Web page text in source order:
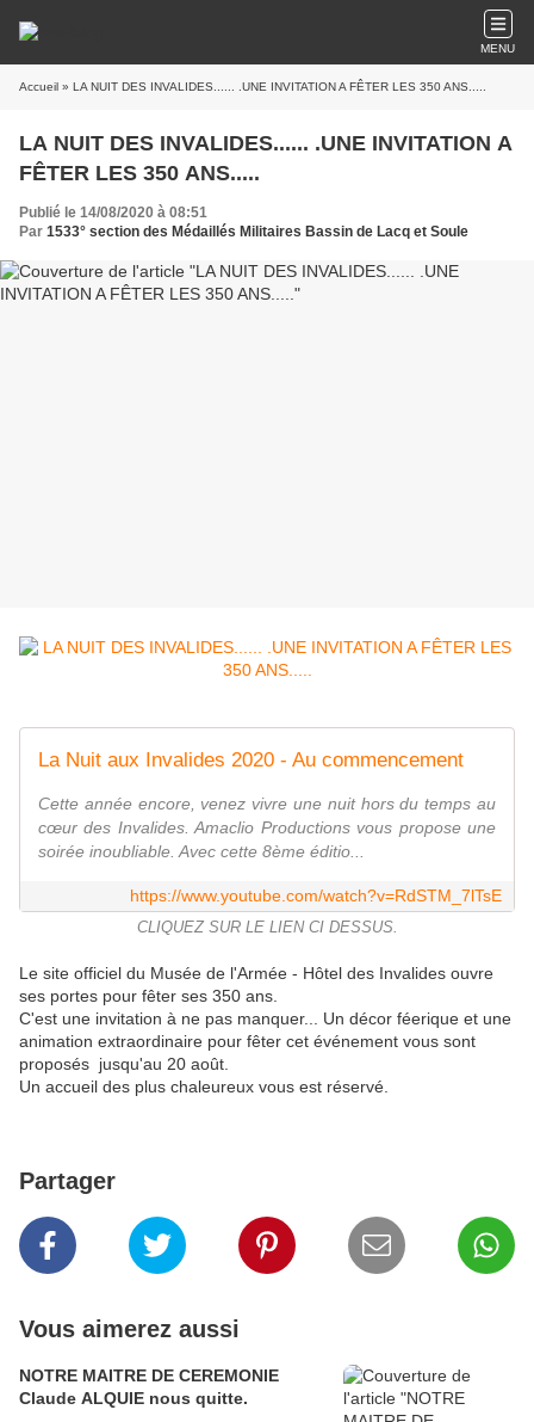
MENU
Accueil » LA NUIT DES INVALIDES...... .UNE INVITATION A FÊTER LES 350 ANS.....
LA NUIT DES INVALIDES...... .UNE INVITATION A
FÊTER LES 350 ANS.....
Publié le 14/08/2020 à 08:51
Par 1533° section des Médaillés Militaires Bassin de Lacq et Soule
La Nuit aux Invalides 2020 - Au commencement
Cette année encore, venez vivre une nuit hors du temps au
cœur des Invalides. Amaclio Productions vous propose une
soirée inoubliable. Avec cette 8ème éditio...
https://www.youtube.com/watch?v=RdSTM_7lTsE
CLIQUEZ SUR LE LIEN CI DESSUS.
Le site officiel du Musée de l'Armée - Hôtel des Invalides ouvre
ses portes pour fêter ses 350 ans.
C'est une invitation à ne pas manquer... Un décor féerique et une
animation extraordinaire pour fêter cet événement vous sont
proposés jusqu'au 20 août.
Un accueil des plus chaleureux vous est réservé.
Partager
Vous aimerez aussi
NOTRE MAITRE DE CEREMONIE
Claude ALQUIE nous quitte.